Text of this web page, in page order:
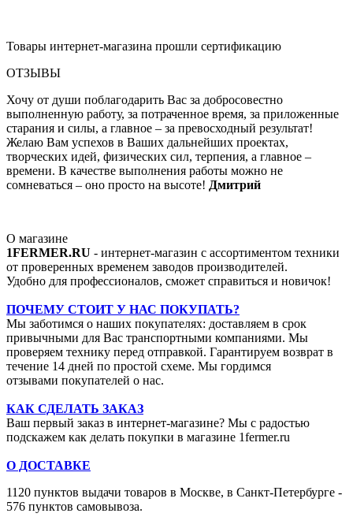
Товары интернет-магазина прошли сертификацию
ОТЗЫВЫ
Хочу от души поблагодарить Вас за добросовестно
выполненную работу, за потраченное время, за приложенные
старания и силы, а главное – за превосходный результат!
Желаю Вам успехов в Ваших дальнейших проектах,
творческих идей, физических сил, терпения, а главное –
времени. В качестве выполнения работы можно не
сомневаться – оно просто на высоте! Дмитрий
О магазине
1FERMER.RU - интернет-магазин с ассортиментом техники
от проверенных временем заводов производителей.
Удобно для профессионалов, сможет справиться и новичок!
ПОЧЕМУ СТОИТ У НАС ПОКУПАТЬ?
Мы заботимся о наших покупателях: доставляем в срок
привычными для Вас транспортными компаниями. Мы
проверяем технику перед отправкой. Гарантируем возврат в
течение 14 дней по простой схеме. Мы гордимся
отзывами покупателей о нас.
КАК СДЕЛАТЬ ЗАКАЗ
Ваш первый заказ в интернет-магазине? Мы с радостью
подскажем как делать покупки в магазине 1fermer.ru
О ДОСТАВКЕ
1120 пунктов выдачи товаров в Москве, в Санкт-Петербурге -
576 пунктов самовывоза.